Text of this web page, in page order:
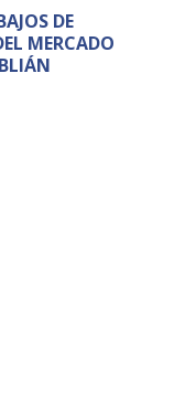
DE
MERCADO